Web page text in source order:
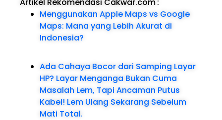
Menggunakan Apple Maps vs Google
Maps: Mana yang Lebih Akurat di
Indonesia?
Ada Cahaya Bocor dari Samping Layar
HP? Layar Menganga Bukan Cuma
Masalah Lem, Tapi Ancaman Putus
Kabel! Lem Ulang Sekarang Sebelum
Mati Total.